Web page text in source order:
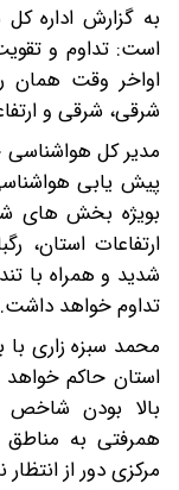
به گزارش اداره
است: تداوم و
اواخر وقت همان
شرقی، شرقی و
مدیر کل
پیش یابی
بویژه بخش های
ارتفاعات استان،
شدید و همراه با
تداوم خواهد داشت.
محمد سبزه زاری با
استان حاکم
بالا بودن شاخص
همرفتی به
مرکزی دور از